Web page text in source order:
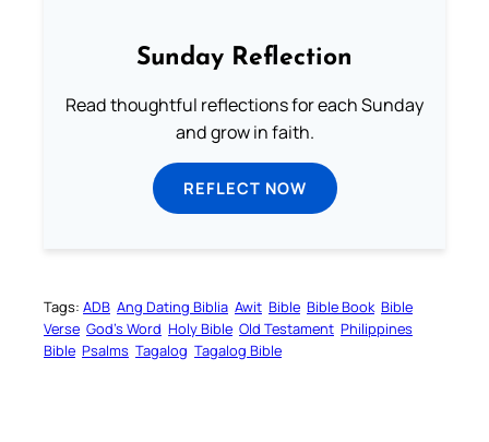
Sunday Reflection
Read thoughtful reflections for each Sunday
and grow in faith.
REFLECT NOW
Tags: ADB Ang Dating Biblia Awit Bible Bible Book Bible
Verse God’s Word Holy Bible Old Testament Philippines
Bible Psalms Tagalog Tagalog Bible